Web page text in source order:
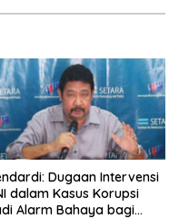
Dugaan Intervensi
dalam Kasus Korupsi
Alarm Bahaya bagi